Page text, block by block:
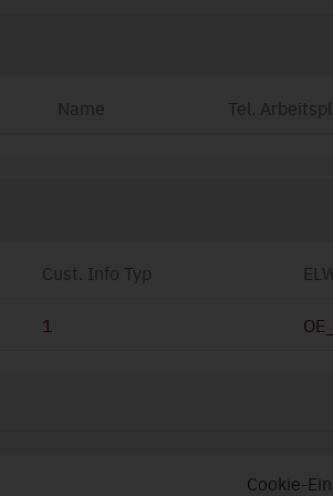
Name Tel.
Cust. Info Typ
1
Cookie-